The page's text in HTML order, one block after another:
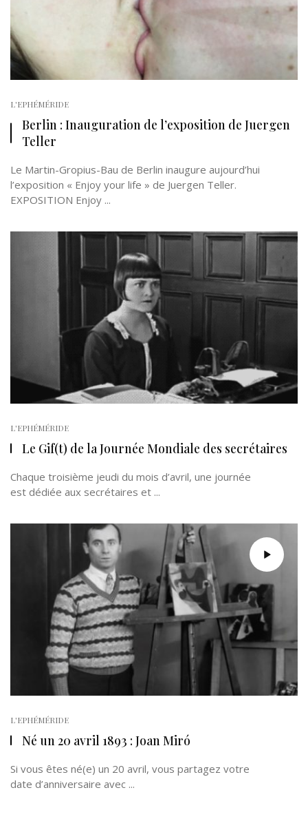
L'EPHÉMÉRIDE
Berlin : Inauguration de l’exposition de Juergen
Teller
Le Martin-Gropius-Bau de Berlin inaugure aujourd’hui
l’exposition « Enjoy your life » de Juergen Teller.
EXPOSITION Enjoy ...
L'EPHÉMÉRIDE
Le Gif(t) de la Journée Mondiale des secrétaires
Chaque troisième jeudi du mois d’avril, une journée
est dédiée aux secrétaires et ...
L'EPHÉMÉRIDE
Né un 20 avril 1893 : Joan Miró
Si vous êtes né(e) un 20 avril, vous partagez votre
date d’anniversaire avec ...